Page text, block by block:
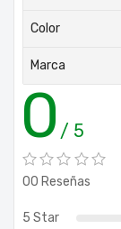
Color
Marca
0 / 5
00 Reseñas
5 Star